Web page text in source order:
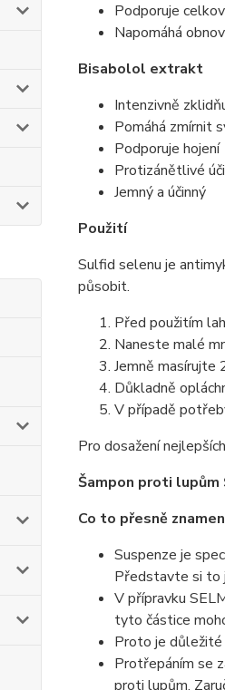
Podporuje
Napomáhá
Bisabolol extrakt
Intenzivně
Pomáhá zmírnit
Podporuje hojení
Protizánětlivé
Jemný a účinný
Použití
Sulfid selenu je
působit.
Před použitím
Naneste malé
Jemně masírujte
Důkladně
V případě
Pro dosažení
Šampon proti lupům
Co to přesně
Suspenze je
Představte si to
V přípravku
tyto částice
Proto je důležité
Protřepáním se
proti lupům.